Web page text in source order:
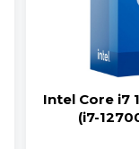
Intel Core i7
(i7-